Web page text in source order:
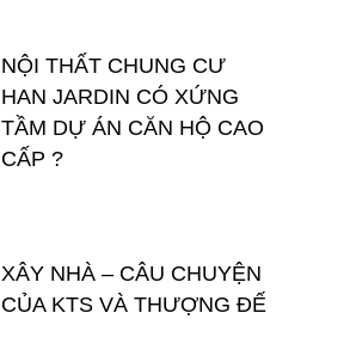
NỘI THẤT CHUNG CƯ
HAN JARDIN CÓ XỨNG
TẦM DỰ ÁN CĂN HỘ CAO
CẤP ?
XÂY NHÀ – CÂU CHUYỆN
CỦA KTS VÀ THƯỢNG ĐẾ